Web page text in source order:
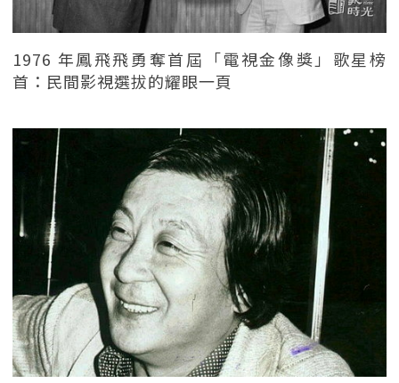
1976 年鳳飛飛勇奪首屆「電視金像獎」歌星榜
首：民間影視選拔的耀眼一頁